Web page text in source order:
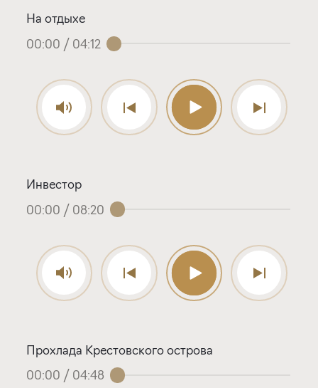
На отдыхе
00:00 / 04:12
Инвестор
00:00 / 08:20
Прохлада Крестовского острова
00:00 / 04:48